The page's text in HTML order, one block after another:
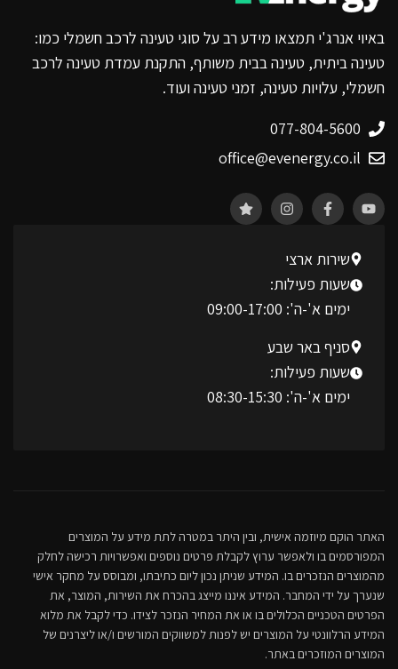
באיוי אנרג'י תמצאו מידע רב על סוגי טעינה לרכב חשמלי כמו:
טעינה ביתית, טעינה בבית משותף, התקנת עמדת טעינה לרכב
חשמלי, עלויות טעינה, זמני טעינה ועוד.
077-804-5600
office@evenergy.co.il
שירות ארצי
שעות פעילות:
ימים א'-ה': 09:00-17:00
סניף באר שבע
שעות פעילות:
ימים א'-ה': 08:30-15:30
האתר הוקם מיוזמה אישית, ובין היתר במטרה לתת מידע על המוצרים
המפורסמים בו ולאפשר ערוץ לקבלת פרטים נוספים ואפשרויות רכישה לחלק
מהמוצרים הנזכרים בו. המידע שניתן נכון ליום כתיבתו, ומבוסס על מחקר אישי
שנערך על ידי המחבר. המידע איננו מייצג בהכרח את השירות, המוצר, את
הפרטים הטכניים הכלולים בו או את המחיר הנזכר לצידו. כדי לקבל את מלוא
המידע הרלוונטי על המוצרים יש לפנות למשווקים המורשים ו/או ליצרנים של
המוצרים המוזכרים באתר.